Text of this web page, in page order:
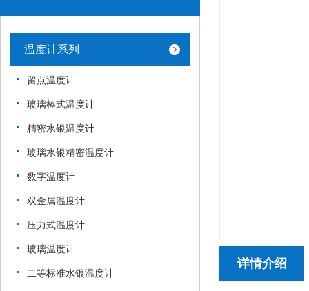
温度计系列
留点温度计
玻璃棒式温度计
精密水银温度计
玻璃水银精密温度计
数字温度计
双金属温度计
压力式温度计
玻璃温度计
二等标准水银温度计
详情介绍